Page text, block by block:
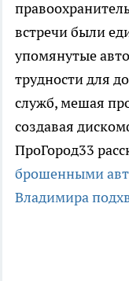
встречи были
упомянутые
трудности для
служб, мешая
создавая
ПроГород33
брошенными
Владимира